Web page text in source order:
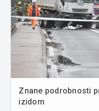
Znane podrobnosti
izidom